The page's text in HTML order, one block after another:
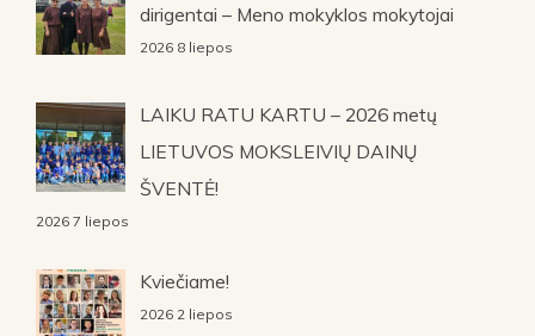
dirigentai – Meno mokyklos mokytojai
2026 8 liepos
LAIKU RATU KARTU – 2026 metų
LIETUVOS MOKSLEIVIŲ DAINŲ
ŠVENTĖ!
2026 7 liepos
Kviečiame!
2026 2 liepos